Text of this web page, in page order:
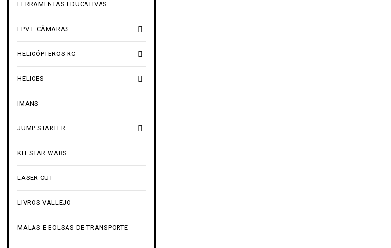
FERRAMENTAS EDUCATIVAS

FPV E CÂMARAS

HELICÓPTEROS RC

HELICES
IMANS

JUMP STARTER
KIT STAR WARS
LASER CUT
LIVROS VALLEJO
MALAS E BOLSAS DE TRANSPORTE